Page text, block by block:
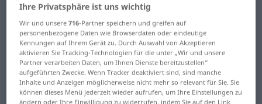
Schwedisch-Deutsch Übersetzung
für "etta"
"etta" Deutsch Übersetzung
Ihre Privatsphäre ist uns wichtig
Wir und unsere716-Partner speichern und greifen auf
personenbezogene Daten wie Browserdaten oder eindeutige
Kennungen auf Ihrem Gerät zu. Durch Auswahl von Akzeptieren
aktivieren Sie Tracking-Technologien für die unter „Wir und unsere
Partner verarbeiten Daten, um Ihnen Dienste bereitzustellen“
aufgeführten Zwecke. Wenn Tracker deaktiviert sind, sind manche
Inhalte und Anzeigen möglicherweise nicht mehr so relevant für Sie. Sie
können dieses Menü jederzeit wieder aufrufen, um Ihre Einstellungen zu
ändern oder Ihre Einwilligung zu widerrufen, indem Sie auf den Link